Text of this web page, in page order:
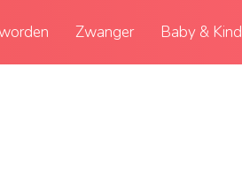
Zwanger Baby & Kind